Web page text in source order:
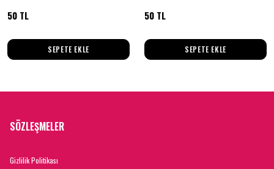
50 TL
SEPETE EKLE
50 TL
SEPETE EKLE
SÖZLEŞMELER
Gizlilik Politikası